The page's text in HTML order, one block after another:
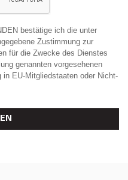
bestätige ich die unter
Zustimmung zur
für die Zwecke des Dienstes
genannten vorgesehenen
EU-Mitgliedstaaten oder Nicht-